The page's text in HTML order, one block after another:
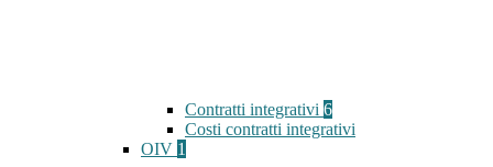
Contratti integrativi 6
Costi contratti integrativi
OIV 1